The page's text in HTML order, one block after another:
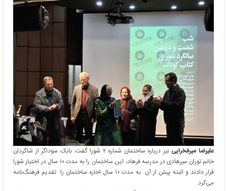
علیرضا میرفخرایی
نیز درباره ساختمان شماره ۲ شورا گفت: بابک سوداگر از شاگردان
خانم توران میرهادی در مدرسه فرهاد، این ساختمان را به مدت ۱۰ سال در اختیار شورا
قرار دادند و البته پیش از آن به مدت ۱۰ سال اجاره ساختمان را تقدیم فرهنگ‌نامه
می‌کرد.